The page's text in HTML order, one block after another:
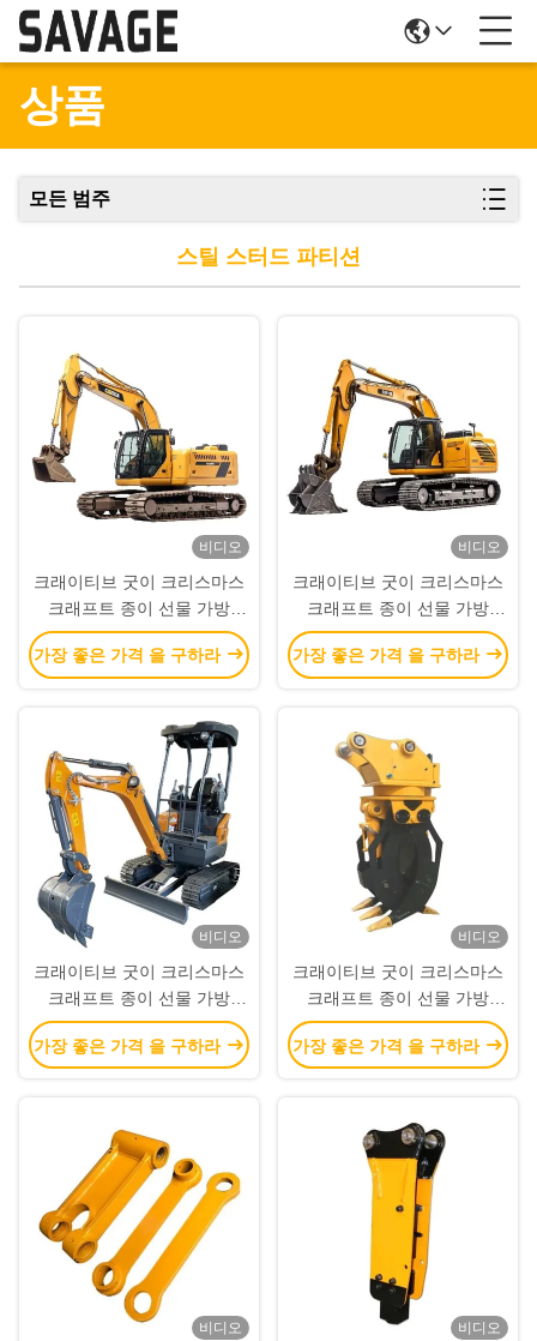
상품
모든 범주
스틸 스터드 파티션
비디오
크래이티브 굿이 크리스마스
크래프트 종이 선물 가방
Xmas 장식 파티에 자신의 로
고와
가장 좋은 가격 을 구하라
비디오
크래이티브 굿이 크리스마스
크래프트 종이 선물 가방
Xmas 장식 파티에 자신의 로
고와
가장 좋은 가격 을 구하라
비디오
크래이티브 굿이 크리스마스
크래프트 종이 선물 가방
Xmas 장식 파티에 자신의 로
고와
가장 좋은 가격 을 구하라
비디오
크래이티브 굿이 크리스마스
크래프트 종이 선물 가방
Xmas 장식 파티에 자신의 로
고와
가장 좋은 가격 을 구하라
비디오 비디오